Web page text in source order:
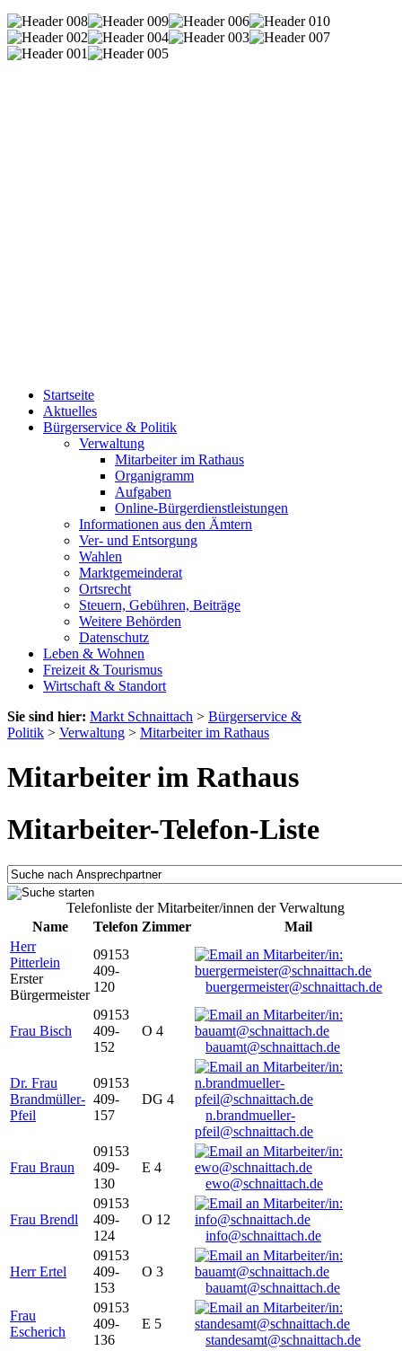
Startseite
Aktuelles
Bürgerservice & Politik
Verwaltung
Mitarbeiter im Rathaus
Organigramm
Aufgaben
Online-Bürgerdienstleistungen
Informationen aus den Ämtern
Ver- und Entsorgung
Wahlen
Marktgemeinderat
Ortsrecht
Steuern, Gebühren, Beiträge
Weitere Behörden
Datenschutz
Leben & Wohnen
Freizeit & Tourismus
Wirtschaft & Standort
Sie sind hier: Markt Schnaittach > Bürgerservice &
Politik > Verwaltung > Mitarbeiter im Rathaus
Mitarbeiter im Rathaus
Mitarbeiter-Telefon-Liste
Telefonliste der Mitarbeiter/innen der Verwaltung
Name
Telefon Zimmer
Mail
Herr
Pitterlein
Erster
Bürgermeister
09153
409-
120
buergermeister@schnaittach.de
Frau Bisch
09153
409-
152
O 4
bauamt@schnaittach.de
Dr. Frau
Brandmüller-
Pfeil
09153
409-
157
DG 4
n.brandmueller-
pfeil@schnaittach.de
Frau Braun
09153
409-
130
E 4
ewo@schnaittach.de
Frau Brendl
09153
409-
124
O 12
info@schnaittach.de
Herr Ertel
09153
409-
153
O 3
bauamt@schnaittach.de
Frau
Escherich
09153
409-
136
E 5
standesamt@schnaittach.de